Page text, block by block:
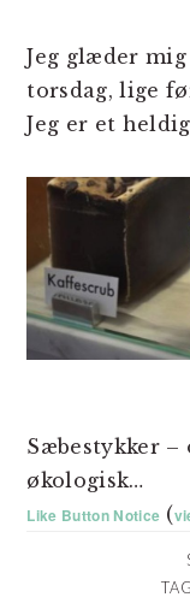
Jeg glæder
torsdag, lige
Jeg er et
Sæbestykker –
økologisk…
Like Button Notice (